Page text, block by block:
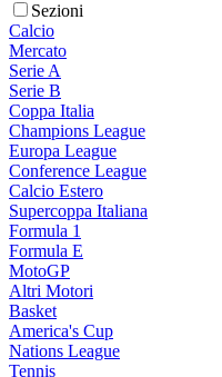
Sezioni
Calcio
Mercato
Serie A
Serie B
Coppa Italia
Champions League
Europa League
Conference League
Calcio Estero
Supercoppa Italiana
Formula 1
Formula E
MotoGP
Altri Motori
Basket
America's Cup
Nations League
Tennis